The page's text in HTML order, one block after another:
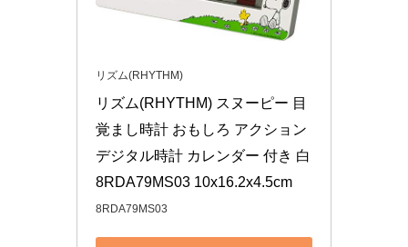
リズム(RHYTHM)
リズム(RHYTHM) スヌーピー 目
覚まし時計 おもしろ アクション
デジタル時計 カレンダー 付き 白
8RDA79MS03 10x16.2x4.5cm
8RDA79MS03